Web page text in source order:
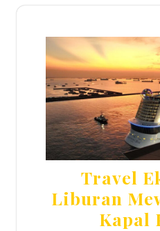
Travel
Liburan
Kapal